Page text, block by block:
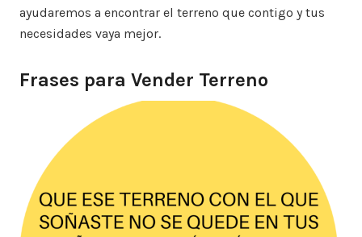
ayudaremos a encontrar el terreno que contigo y tus
necesidades vaya mejor.
Frases para Vender Terreno